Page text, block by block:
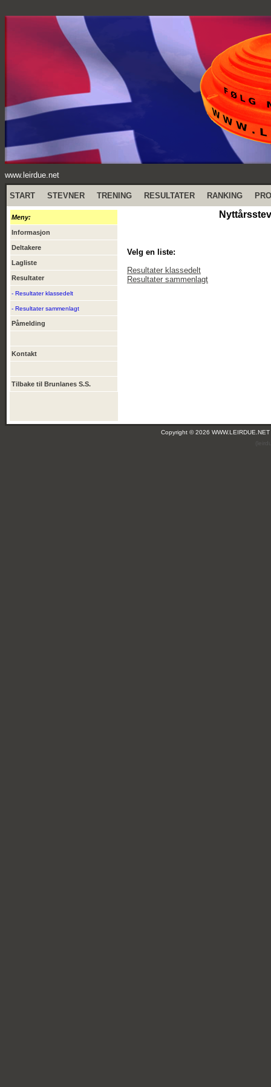
www.leirdue.net
START STEVNER TRENING RESULTATER RANKING
Meny:
Informasjon
Deltakere
Lagliste
Resultater
- Resultater klassedelt
- Resultater sammenlagt
Påmelding
Kontakt
Tilbake til Brunlanes S.S.
Velg en liste:
Resultater klassedelt
Resultater sammenlagt
Copyright © 2026